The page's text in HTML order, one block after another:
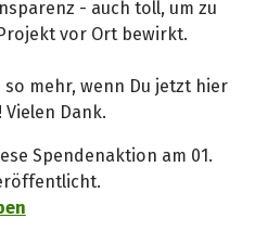
- auch toll, um zu
vor Ort bewirkt.
mehr, wenn Du jetzt hier
Dank.
Spendenaktion am 01.